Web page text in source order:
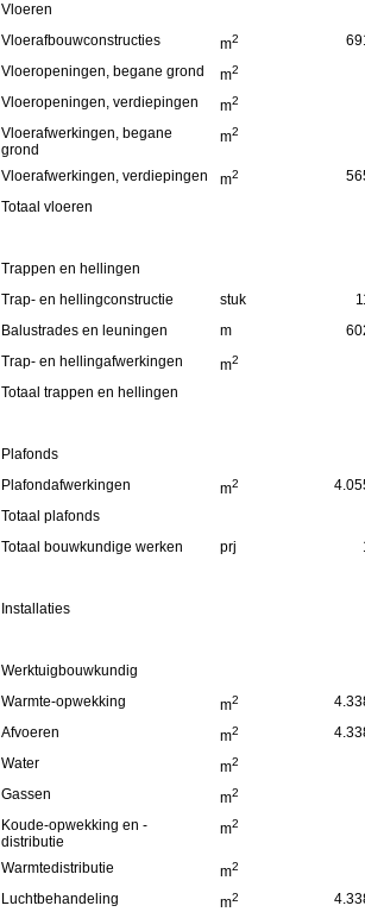
Vloeren
Vloerafbouwconstructies m2
Vloeropeningen, begane grond m2
Vloeropeningen, verdiepingen m2
Vloerafwerkingen, begane
grond
m2
Vloerafwerkingen, verdiepingen m2
Totaal vloeren
Trappen en hellingen
Trap- en hellingconstructie stuk
Balustrades en leuningen m
Trap- en hellingafwerkingen m2
Totaal trappen en hellingen
Plafonds
Plafondafwerkingen m2
Totaal plafonds
Totaal bouwkundige werken
prj
Installaties
Werktuigbouwkundig
Warmte-opwekking m2
Afvoeren m2
Water m2
Gassen m2
Koude-opwekking en -
distributie
m2
Warmtedistributie m2
Luchtbehandeling m2